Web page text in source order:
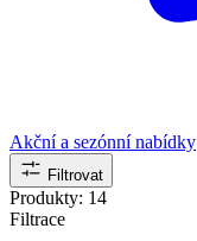
Akční a sezónní nabídky
Filtrovat
Produkty: 14
Filtrace